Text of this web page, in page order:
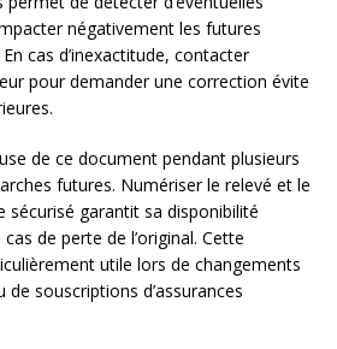
négativement les futures
cas d’inexactitude, contacter
pour demander une correction évite
de ce document pendant plusieurs
futures. Numériser le relevé et le
sécurisé garantit sa disponibilité
de perte de l’original. Cette
utile lors de changements
de souscriptions d’assurances